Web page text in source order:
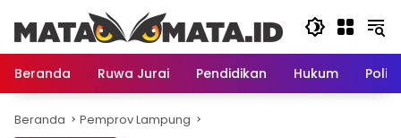
konten
Beranda
Ruwa Jurai Pendidikan Hukum
Beranda Pemprov Lampung